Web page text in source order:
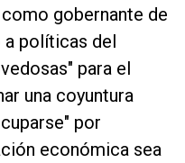
como gobernante de
a políticas del
para el
una coyuntura
por
económica sea